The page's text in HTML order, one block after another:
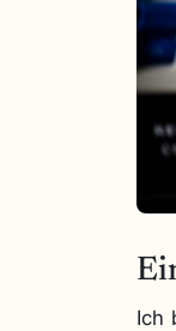
Ich